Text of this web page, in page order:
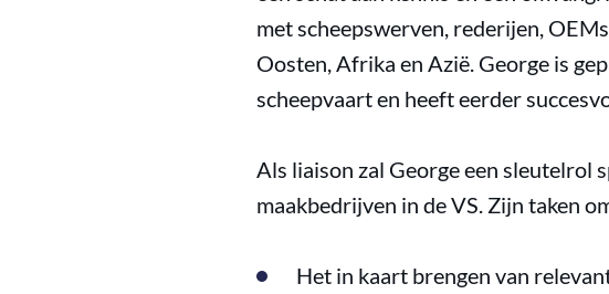
met scheepswerven, rederijen,
Oosten, Afrika en Azië. George is
scheepvaart en heeft eerder
Als liaison zal George een sleutelrol
maakbedrijven in de VS. Zijn taken
Het in kaart brengen van